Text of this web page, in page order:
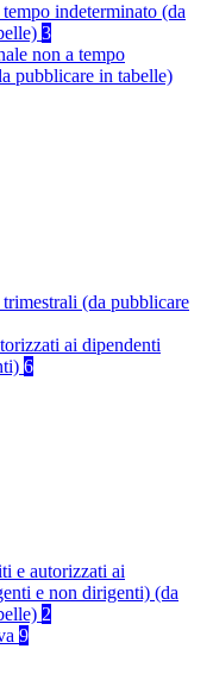
indeterminato (da
3
non a tempo
pubblicare in tabelle)
trimestrali (da pubblicare
ai dipendenti
6
e autorizzati ai
e non dirigenti) (da
2
9